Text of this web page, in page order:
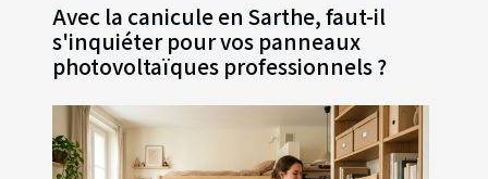
Avec la canicule en Sarthe, faut-il
s'inquiéter pour vos panneaux
photovoltaïques professionnels ?